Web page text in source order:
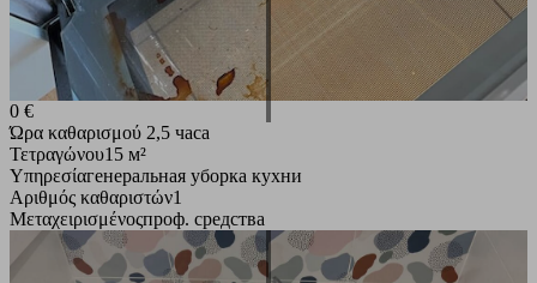
0 €
Ώρα καθαρισμού 2,5 часа
Τετραγώνου15 м²
Υπηρεσίαгенеральная уборка кухни
Αριθμός καθαριστών1
Μεταχειρισμένοςпроф. средства